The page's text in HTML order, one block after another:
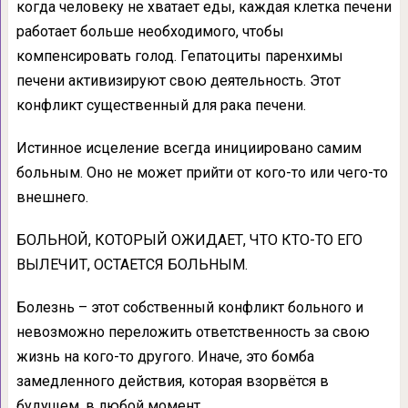
когда человеку не хватает еды, каждая клетка печени
работает больше необходимого, чтобы
компенсировать голод. Гепатоциты паренхимы
печени активизируют свою деятельность. Этот
конфликт существенный для рака печени.
Истинное исцеление всегда инициировано самим
больным. Оно не может прийти от кого-то или чего-то
внешнего.
БОЛЬНОЙ, КОТОРЫЙ ОЖИДАЕТ, ЧТО КТО-ТО ЕГО
ВЫЛЕЧИТ, ОСТАЕТСЯ БОЛЬНЫМ.
Болезнь – этот собственный конфликт больного и
невозможно переложить ответственность за свою
жизнь на кого-то другого. Иначе, это бомба
замедленного действия, которая взорвётся в